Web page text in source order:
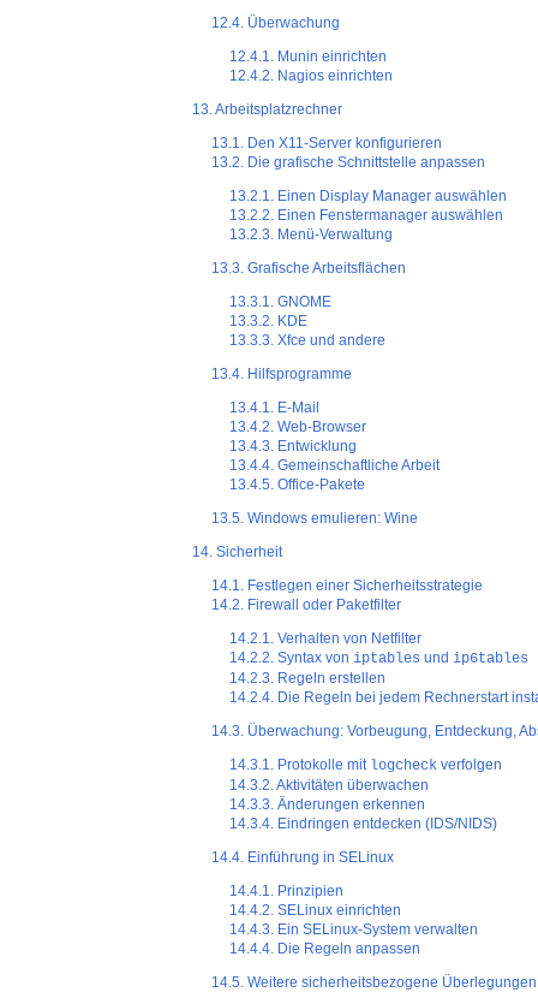
12.4. Überwachung
12.4.1. Munin einrichten
12.4.2. Nagios einrichten
13. Arbeitsplatzrechner
13.1. Den X11-Server konfigurieren
13.2. Die grafische Schnittstelle anpassen
13.2.1. Einen Display Manager auswählen
13.2.2. Einen Fenstermanager auswählen
13.2.3. Menü-Verwaltung
13.3. Grafische Arbeitsflächen
13.3.1. GNOME
13.3.2. KDE
13.3.3. Xfce und andere
13.4. Hilfsprogramme
13.4.1. E-Mail
13.4.2. Web-Browser
13.4.3. Entwicklung
13.4.4. Gemeinschaftliche Arbeit
13.4.5. Office-Pakete
13.5. Windows emulieren: Wine
14. Sicherheit
14.1. Festlegen einer Sicherheitsstrategie
14.2. Firewall oder Paketfilter
14.2.1. Verhalten von Netfilter
14.2.2. Syntax voniptables undip6tables
14.2.3. Regeln erstellen
14.2.4. Die Regeln bei jedem Rechnerstart
14.3. Überwachung: Vorbeugung, Entdeckung,
14.3.1. Protokolle mit logcheck verfolgen
14.3.2. Aktivitäten überwachen
14.3.3. Änderungen erkennen
14.3.4. Eindringen entdecken (IDS/NIDS)
14.4. Einführung in SELinux
14.4.1. Prinzipien
14.4.2. SELinux einrichten
14.4.3. Ein SELinux-System verwalten
14.4.4. Die Regeln anpassen
14.5. Weitere sicherheitsbezogene Überlegungen